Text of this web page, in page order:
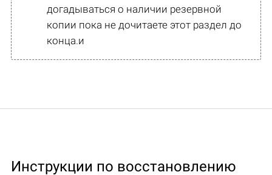
догадываться о наличии резервной
копии пока не дочитаете этот раздел до
конца.и
Инструкции по восстановлению